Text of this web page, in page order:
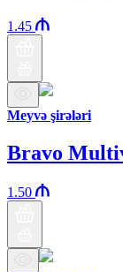
1.45
Meyvə şirələri
Bravo
1.50